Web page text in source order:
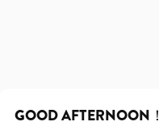
GOOD AFTERNOON！